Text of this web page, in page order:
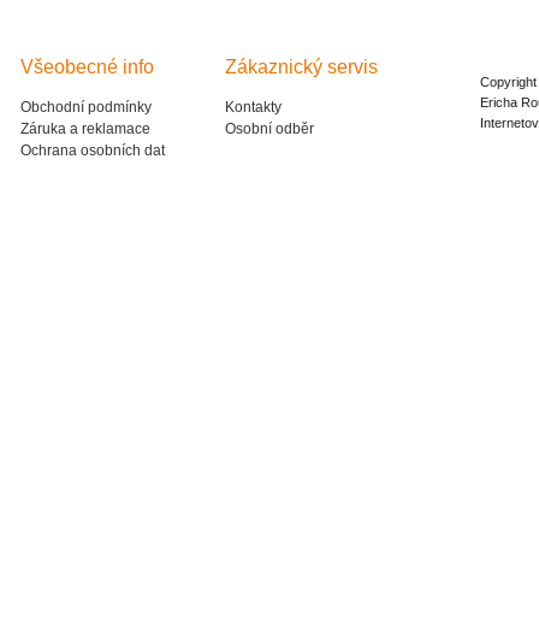
Všeobecné info
Obchodní podmínky
Záruka a reklamace
Ochrana osobních dat
Zákaznický servis
Kontakty
Osobní odběr
Ericha